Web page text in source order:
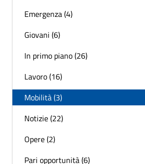
Emergenza (4)
Giovani (6)
In primo piano (26)
Lavoro (16)
Mobilità (3)
Notizie (22)
Opere (2)
Pari opportunità (6)